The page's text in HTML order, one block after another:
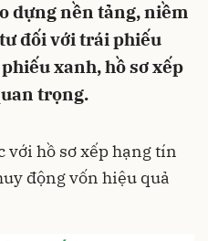
dựng nền tảng, niềm
đối với trái phiếu
xanh, hồ sơ xếp
trọng.
với hồ sơ xếp hạng tín
động vốn hiệu quả
Hủy